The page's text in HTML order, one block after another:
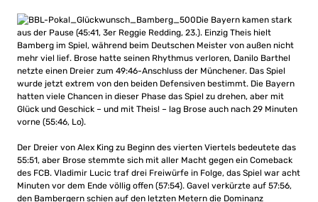
Die Bayern kamen stark
aus der Pause (45:41, 3er Reggie Redding, 23.). Einzig Theis hielt
Bamberg im Spiel, während beim Deutschen Meister von außen nicht
mehr viel lief. Brose hatte seinen Rhythmus verloren, Danilo Barthel
netzte einen Dreier zum 49:46-Anschluss der Münchener. Das Spiel
wurde jetzt extrem von den beiden Defensiven bestimmt. Die Bayern
hatten viele Chancen in dieser Phase das Spiel zu drehen, aber mit
Glück und Geschick – und mit Theis! – lag Brose auch nach 29 Minuten
vorne (55:46, Lo).
Der Dreier von Alex King zu Beginn des vierten Viertels bedeutete das
55:51, aber Brose stemmte sich mit aller Macht gegen ein Comeback
des FCB. Vladimir Lucic traf drei Freiwürfe in Folge, das Spiel war acht
Minuten vor dem Ende völlig offen (57:54). Gavel verkürzte auf 57:56,
den Bambergern schien auf den letzten Metern die Dominanz